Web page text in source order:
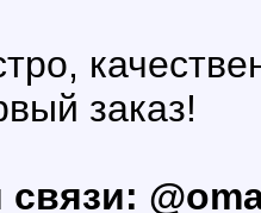
заказ!
связи: